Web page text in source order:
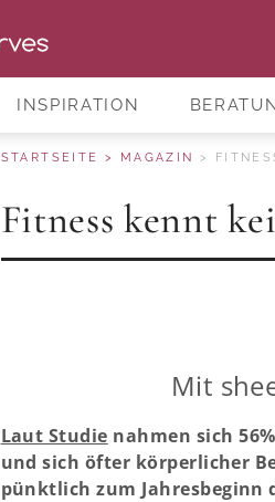
INSPIRATION
STARTSEITE MAGAZIN
Fitness kennt
Mit
Laut Studie nahmen sich
und sich öfter körperlicher
pünktlich zum Jahresbeginn